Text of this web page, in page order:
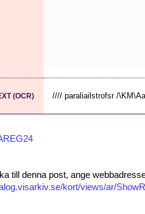
(OCR) //// paraliailstrofsr /
till denna post, ange
kort/views/ar/